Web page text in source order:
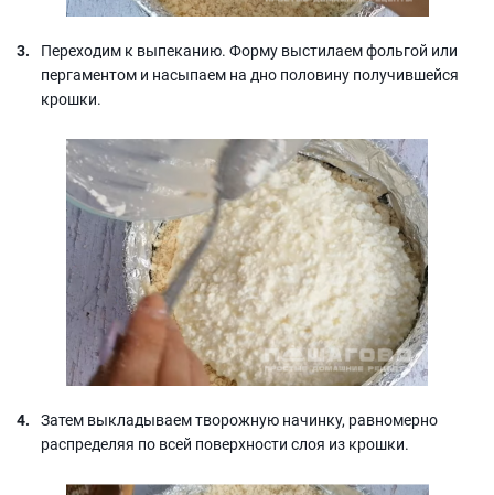
Переходим к выпеканию. Форму выстилаем фольгой или
пергаментом и насыпаем на дно половину получившейся
крошки.
Затем выкладываем творожную начинку, равномерно
распределяя по всей поверхности слоя из крошки.